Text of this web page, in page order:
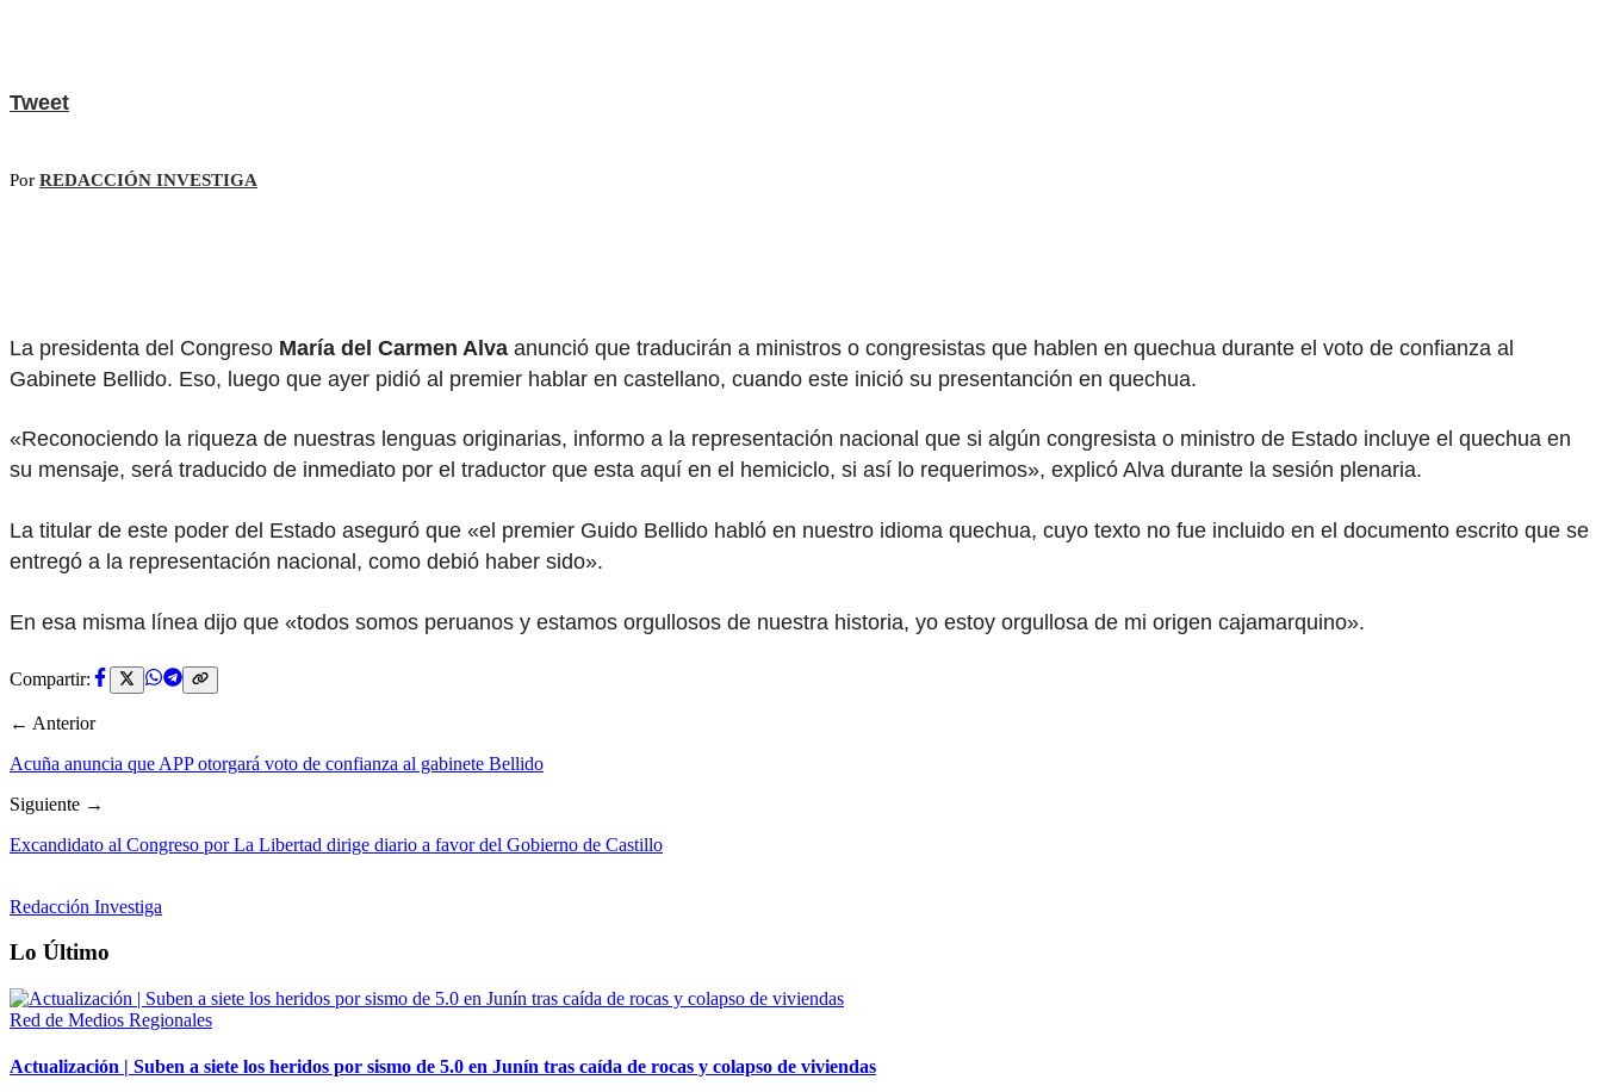
Tweet
Por REDACCIÓN INVESTIGA
La presidenta del Congreso María del Carmen Alva anunció que traducirán a ministros o congresistas que hablen en quechua durante el voto de confianza al
Gabinete Bellido. Eso, luego que ayer pidió al premier hablar en castellano, cuando este inició su presentanción en quechua.
«Reconociendo la riqueza de nuestras lenguas originarias, informo a la representación nacional que si algún congresista o ministro de Estado incluye el quechua en
su mensaje, será traducido de inmediato por el traductor que esta aquí en el hemiciclo, si así lo requerimos», explicó Alva durante la sesión plenaria.
La titular de este poder del Estado aseguró que «el premier Guido Bellido habló en nuestro idioma quechua, cuyo texto no fue incluido en el documento escrito que se
entregó a la representación nacional, como debió haber sido».
En esa misma línea dijo que «todos somos peruanos y estamos orgullosos de nuestra historia, yo estoy orgullosa de mi origen cajamarquino».
Compartir:
← Anterior
Acuña anuncia que APP otorgará voto de confianza al gabinete Bellido
Siguiente →
Excandidato al Congreso por La Libertad dirige diario a favor del Gobierno de Castillo
Redacción Investiga
Lo Último
Red de Medios Regionales
Actualización | Suben a siete los heridos por sismo de 5.0 en Junín tras caída de rocas y colapso de viviendas